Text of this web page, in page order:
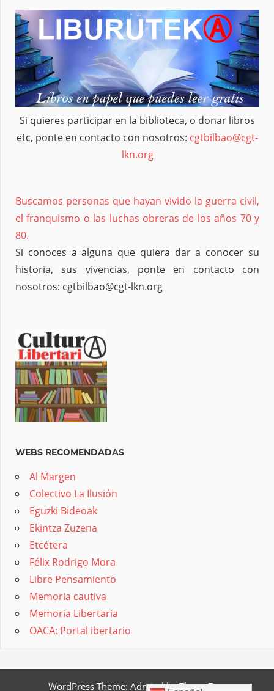
Si quieres participar en la biblioteca, o donar libros
etc, ponte en contacto con nosotros: cgtbilbao@cgt-
lkn.org
Buscamos personas que hayan vivido la guerra civil,
el franquismo o las luchas obreras de los años 70 y
80.
Si conoces a alguna que quiera dar a conocer su
historia, sus vivencias, ponte en contacto con
nosotros: cgtbilbao@cgt-lkn.org
WEBS RECOMENDADAS
Al Margen
Colectivo La Ilusión
Eguzki Bideoak
Ekintza Zuzena
Etcétera
Félix Rodrigo Mora
Libre Pensamiento
Memoria cautiva
Memoria Libertaria
OACA: Portal ibertario
WordPress Theme: Admiral by ThemeZee.